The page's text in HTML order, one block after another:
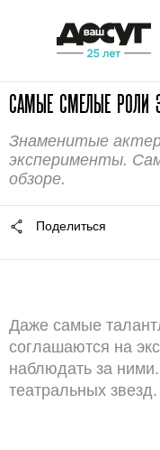
САМЫЕ СМЕЛЫЕ РОЛИ
Знаменитые
эксперименты.
обзоре.
Поделиться
Даже самые
соглашаются на
наблюдать за
театральных звезд.